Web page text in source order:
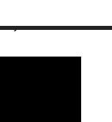
ulubione.